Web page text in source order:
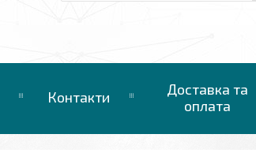
Контакти
Доставка та
оплата